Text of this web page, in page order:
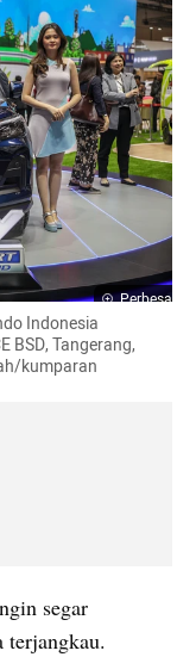
Perbesar
Indonesia
BSD, Tangerang,
kumparan
segar
terjangkau.